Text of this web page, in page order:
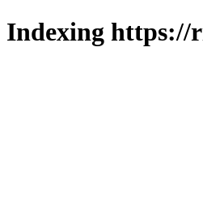
Indexing https://